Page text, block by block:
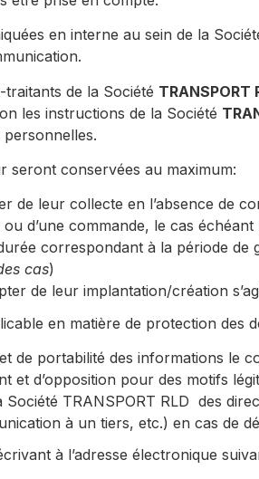
en interne au sein de la
de la Société TRANSPORT
les instructions de la Société
seront conservées au maximum:
de leur collecte en l’absence de
d’une commande, le cas
correspondant à la période de
cas)
de leur implantation/création
en matière de protection des
de portabilité des informations le
et d’opposition pour des motifs
Société TRANSPORT RLD des
à un tiers, etc.) en cas de
à l’adresse électronique